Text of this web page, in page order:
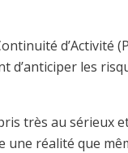
d’Activité
d’anticiper les
très au
une réalité que